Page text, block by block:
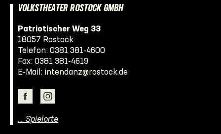
VOLKSTHEATER ROSTOCK GMBH
Patriotischer Weg 33
18057 Rostock
Telefon: 0381 381-4600
Fax: 0381 381-4619
E-Mail: intendanz@rostock.de
… Spielorte